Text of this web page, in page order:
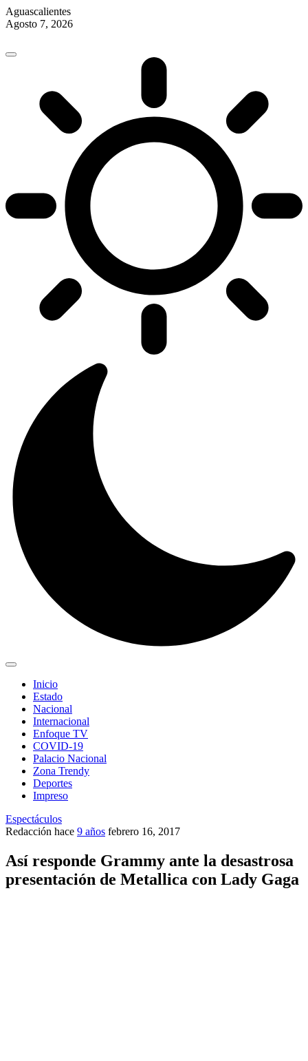
Aguascalientes
Agosto 7, 2026
content
Inicio
Estado
Nacional
Internacional
Enfoque TV
COVID-19
Palacio Nacional
Zona Trendy
Deportes
Impreso
Espectáculos
Redacción hace 9 años febrero 16, 2017
Así responde Grammy ante la desastrosa
presentación de Metallica con Lady Gaga